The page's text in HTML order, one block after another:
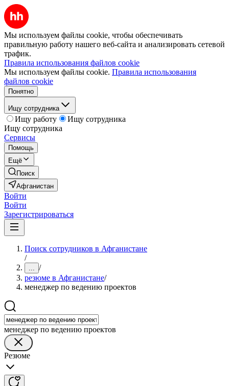
Мы используем файлы cookie, чтобы обеспечивать
правильную работу нашего веб-сайта и анализировать сетевой
трафик.
Правила использования файлов cookie
Мы используем файлы cookie. Правила использования
файлов cookie
Понятно
Ищу сотрудника
Ищу работу
Ищу сотрудника
Ищу сотрудника
Сервисы
Помощь
Ещё
Поиск
Афганистан
Войти
Войти
Зарегистрироваться
Поиск сотрудников в Афганистане
/
... /
резюме в Афганистане/
менеджер по ведению проектов
менеджер по ведению проектов
Резюме